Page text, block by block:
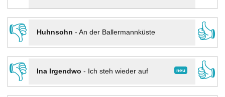
👎
Huhnsohn - An der Ballermannküste
👍
👎
neu
Ina Irgendwo - Ich steh wieder auf
👍